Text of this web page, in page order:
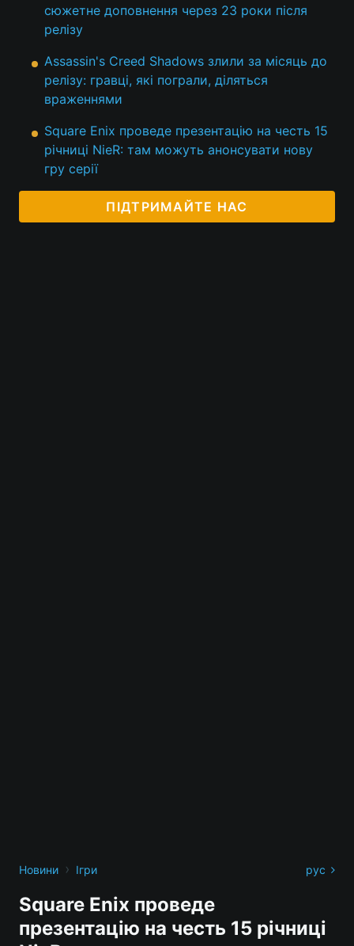
сюжетне доповнення через 23 роки після
релізу
Assassin's Creed Shadows злили за місяць до
релізу: гравці, які пограли, діляться
враженнями
Square Enix проведе презентацію на честь 15
річниці NieR: там можуть анонсувати нову
гру серії
ПІДТРИМАЙТЕ НАС
Новини › Ігри рус
Square Enix проведе
презентацію на честь 15 річниці